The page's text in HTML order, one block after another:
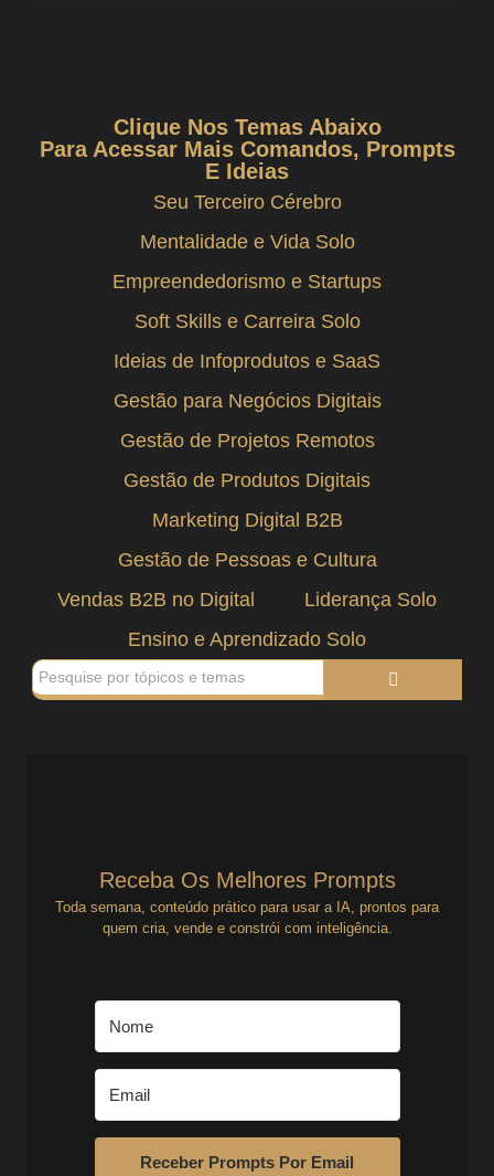
Clique Nos Temas Abaixo
Para Acessar Mais Comandos, Prompts
E Ideias
Seu Terceiro Cérebro
Mentalidade e Vida Solo
Empreendedorismo e Startups
Soft Skills e Carreira Solo
Ideias de Infoprodutos e SaaS
Gestão para Negócios Digitais
Gestão de Projetos Remotos
Gestão de Produtos Digitais
Marketing Digital B2B
Gestão de Pessoas e Cultura
Vendas B2B no Digital
Liderança Solo
Ensino e Aprendizado Solo
Receba Os Melhores Prompts
Toda semana, conteúdo prático para usar a IA, prontos para
quem cria, vende e constrói com inteligência.
Receber Prompts Por Email